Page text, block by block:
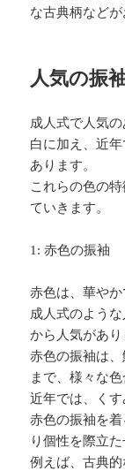
な古典柄などが
人気の振
成人式で人気
白に加え、近
あります。
これらの色の
ていきます。
1: 赤色の振袖
赤色は、華やか
成人式のよう
から人気があり
赤色の振袖は
まで、様々な色
近年では、くす
赤色の振袖を
り個性を際立
例えば、古典